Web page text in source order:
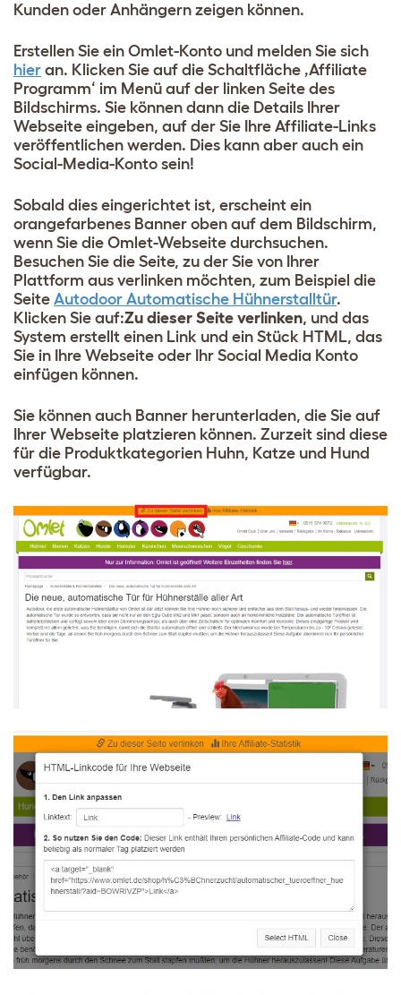
Kunden oder Anhängern zeigen können.
Erstellen Sie ein Omlet-Konto und melden Sie sich
hier an. Klicken Sie auf die Schaltfläche ‚Affiliate
Programm‘ im Menü auf der linken Seite des
Bildschirms. Sie können dann die Details Ihrer
Webseite eingeben, auf der Sie Ihre Affiliate-Links
veröffentlichen werden. Dies kann aber auch ein
Social-Media-Konto sein!
Sobald dies eingerichtet ist, erscheint ein
orangefarbenes Banner oben auf dem Bildschirm,
wenn Sie die Omlet-Webseite durchsuchen.
Besuchen Sie die Seite, zu der Sie von Ihrer
Plattform aus verlinken möchten, zum Beispiel die
Seite Autodoor Automatische Hühnerstalltür.
Klicken Sie auf:Zu dieser Seite verlinken, und das
System erstellt einen Link und ein Stück HTML, das
Sie in Ihre Webseite oder Ihr Social Media Konto
einfügen können.
Sie können auch Banner herunterladen, die Sie auf
Ihrer Webseite platzieren können. Zurzeit sind diese
für die Produktkategorien Huhn, Katze und Hund
verfügbar.